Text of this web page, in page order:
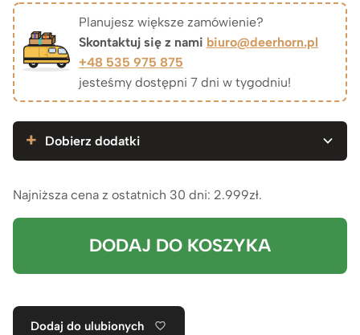
wynosiła:
3.219zł.
wynosi:
2.999zł.
Planujesz większe zamówienie?
Skontaktuj się z nami biuro@deerhorn.pl
+48 535 975 875
jesteśmy dostępni 7 dni w tygodniu!
Dobierz dodatki
Najniższa cena z ostatnich 30 dni: 2.999zł.
DODAJ DO KOSZYKA
Dodaj do ulubionych